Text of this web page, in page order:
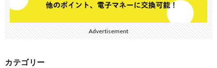
Advertisement
カテゴリー